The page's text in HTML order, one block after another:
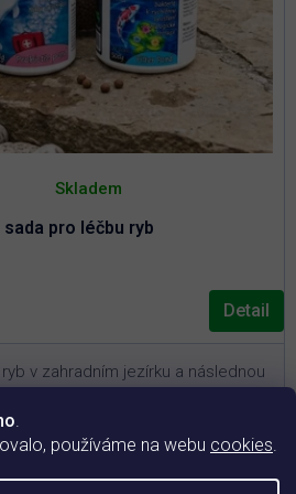
používáme na webu cookies
sada pro léčbu ryb
hodnocení
5,0
Skladem
Detail
v zahradním jezírku a následnou
10 – 30 m
parazitech a bakteriálních